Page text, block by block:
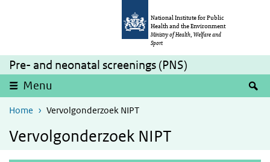
National Institute for Public
Health and the Environment
Ministry of Health, Welfare and
Sport
Pre- and neonatal screenings (PNS)
Menu
Home Vervolgonderzoek NIPT
Vervolgonderzoek NIPT